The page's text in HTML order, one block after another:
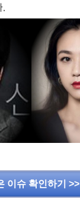
.
이슈 확인하기 >>